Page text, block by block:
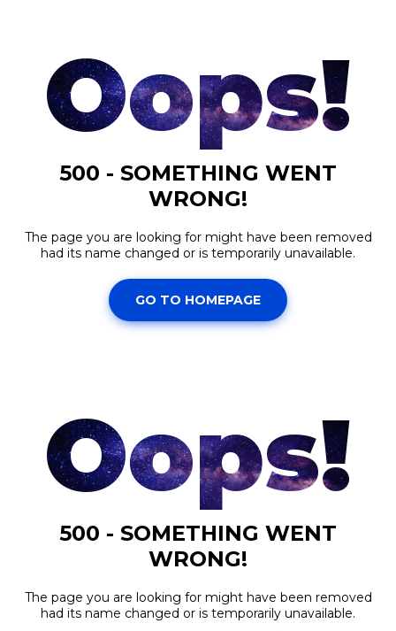
Quan sát
Video
Ảnh
Infographic